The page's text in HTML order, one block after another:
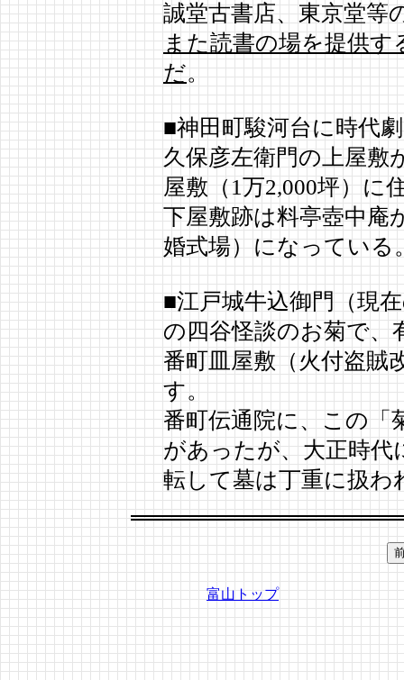
誠堂古書店、東京堂等
また読書の場を提供す
だ。
■神田町駿河台に時代
久保彦左衛門の上屋敷
屋敷（1万2,000坪）に
下屋敷跡は料亭壺中庵
婚式場）になっている
■江戸城牛込御門（現
の四谷怪談のお菊で、
番町皿屋敷（火付盗賊
す。
番町伝通院に、この「
があったが、大正時代
転して墓は丁重に扱わ
富山トップ